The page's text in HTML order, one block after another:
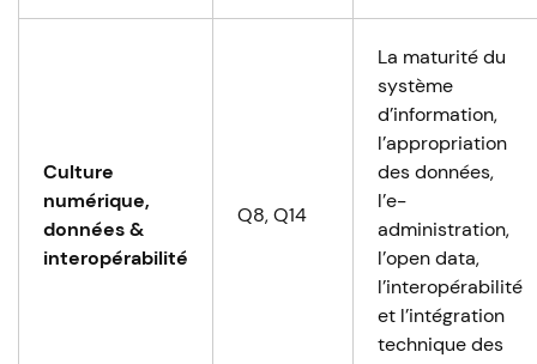
Culture
numérique,
données &
interopérabilité
Q8, Q14
La maturité du
système
d’information,
l’appropriation
des données,
l’e-
administration,
l’open data,
l’interopérabilité
et l’intégration
technique des